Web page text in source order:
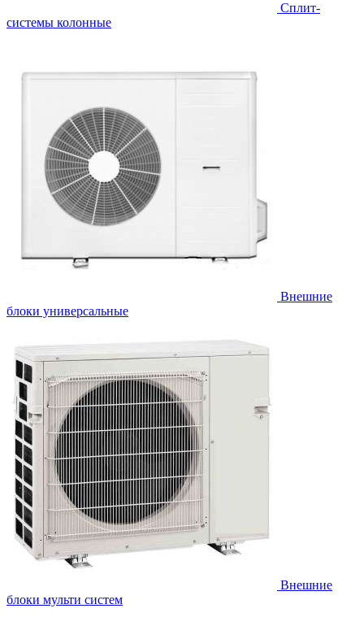
Cплит-
системы колонные
Внешние
блоки универсальные
Внешние
блоки мульти систем